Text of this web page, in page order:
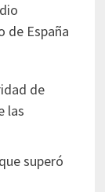
de España
de
las
superó